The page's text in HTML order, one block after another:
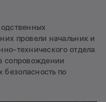
провели начальник и
технического отдела
сопровождении
по